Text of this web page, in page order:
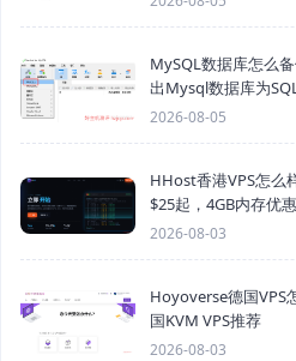
MySQL数据库怎么
出Mysql数据库为
2026-08-05
HHost香港VPS怎么
$25起，4GB内存优
2026-08-03
Hoyoverse德国VPS
国KVM VPS推荐
2026-08-03